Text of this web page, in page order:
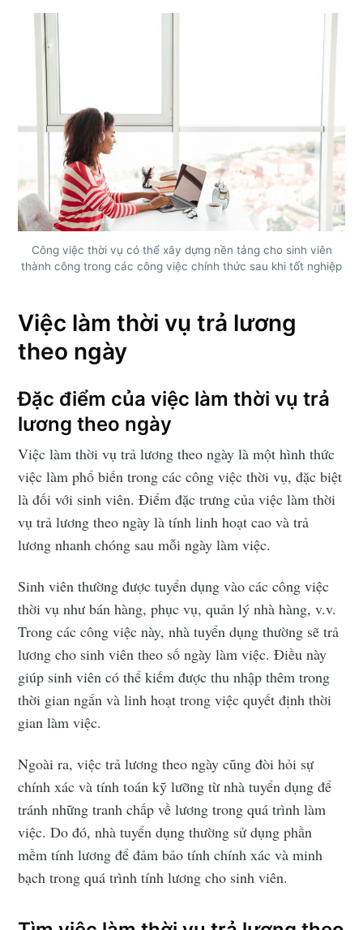
Công việc thời vụ có thể xây dựng nền tảng cho sinh viên
thành công trong các công việc chính thức sau khi tốt nghiệp
Việc làm thời vụ trả lương
theo ngày
Đặc điểm của việc làm thời vụ trả
lương theo ngày
Việc làm thời vụ trả lương theo ngày là một hình thức
việc làm phổ biến trong các công việc thời vụ, đặc biệt
là đối với sinh viên. Điểm đặc trưng của việc làm thời
vụ trả lương theo ngày là tính linh hoạt cao và trả
lương nhanh chóng sau mỗi ngày làm việc.
Sinh viên thường được tuyển dụng vào các công việc
thời vụ như bán hàng, phục vụ, quản lý nhà hàng, v.v.
Trong các công việc này, nhà tuyển dụng thường sẽ trả
lương cho sinh viên theo số ngày làm việc. Điều này
giúp sinh viên có thể kiếm được thu nhập thêm trong
thời gian ngắn và linh hoạt trong việc quyết định thời
gian làm việc.
Ngoài ra, việc trả lương theo ngày cũng đòi hỏi sự
chính xác và tính toán kỹ lưỡng từ nhà tuyển dụng để
tránh những tranh chấp về lương trong quá trình làm
việc. Do đó, nhà tuyển dụng thường sử dụng phần
mềm tính lương để đảm bảo tính chính xác và minh
bạch trong quá trình tính lương cho sinh viên.
Subscribe to
Stay up to date! Get all the latest &
greatest posts delivered straight to
your inbox